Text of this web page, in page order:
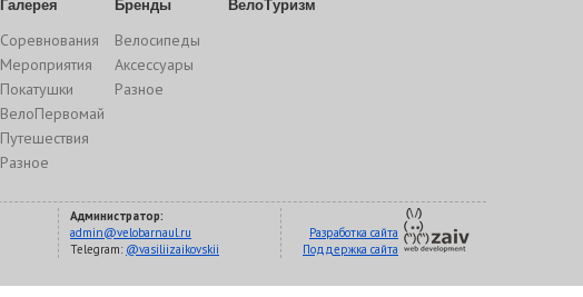
Галерея
Соревнования
Мероприятия
Покатушки
ВелоПервомай
Путешествия
Разное
Бренды
Велосипеды
Аксессуары
Разное
ВелоТуризм
Разработка сайта
Поддержка сайта
Администратор:
admin@velobarnaul.ru
Telegram: @vasiliizaikovskii